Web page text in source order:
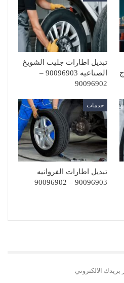
تبديل اطارات جليب الشويخ
الصناعيه 90096903 –
90096902
خدمات
تبديل اطارات الفروانيه
90096903 – 90096902
الالكتروني